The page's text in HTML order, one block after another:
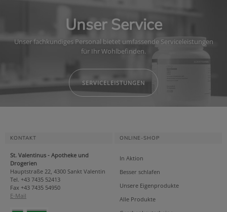
Unser Service
Unser fachkundiges Personal bietet umfassende Serviceleistungen
für Ihr Wohlbefinden.
SERVICELEISTUNGEN
KONTAKT
St. Valentinus - Apotheke und
Drogerien
Hauptstraße 22, 4300 Sankt Valentin
Tel. +43 7435 52413
Fax +43 7435 54950
E-Mail
ONLINE-SHOP
In Aktion
Besser schlafen
Unsere Eigenprodukte
Alle Produkte